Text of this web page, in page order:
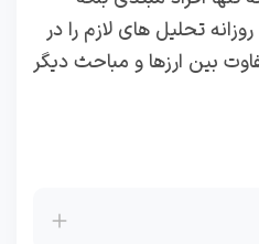
تحلیل های لازم را در
بین ارزها و مباحث دیگر